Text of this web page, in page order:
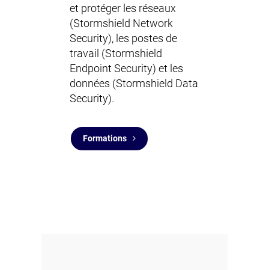
et protéger les réseaux
(Stormshield Network
Security), les postes de
travail (Stormshield
Endpoint Security) et les
données (Stormshield Data
Security).
Formations